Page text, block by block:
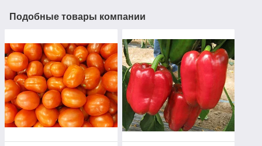
Подобные товары компании